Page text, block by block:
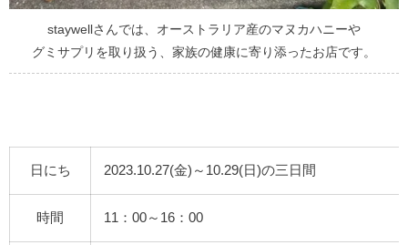
staywellさんでは、オーストラリア産のマヌカハニーや
グミサプリを取り扱う、家族の健康に寄り添ったお店です。
日にち 2023.10.27(金)～10.29(日)の三日間
時間 11：00～16：00